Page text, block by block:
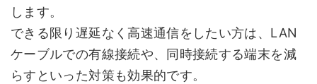
します。
できる限り遅延なく高速通信をしたい方は、LAN
ケーブルでの有線接続や、同時接続する端末を減
らすといった対策も効果的です。